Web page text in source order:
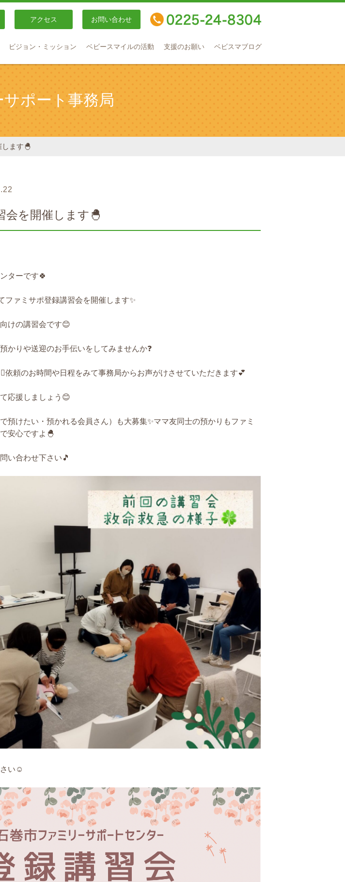
アクセス お問い合わせ
ビジョン・ミッション ベビースマイルの活動 支援のお願い ベビスマブログ
ポート事務局
ます🐣
会を開催します🐣
ターです🍀
ファミサポ登録講習会を開催します✨
けの講習会です😊
かりや送迎のお手伝いをしてみませんか❓
依頼のお時間や日程をみて事務局からお声がけさせていただきます💕
応援しましょう😊
預けたい・預かれる会員さん）も大募集✨ママ友同士の預かりもファミ
安心ですよ🐣
い合わせ下さい🎵
い☺️